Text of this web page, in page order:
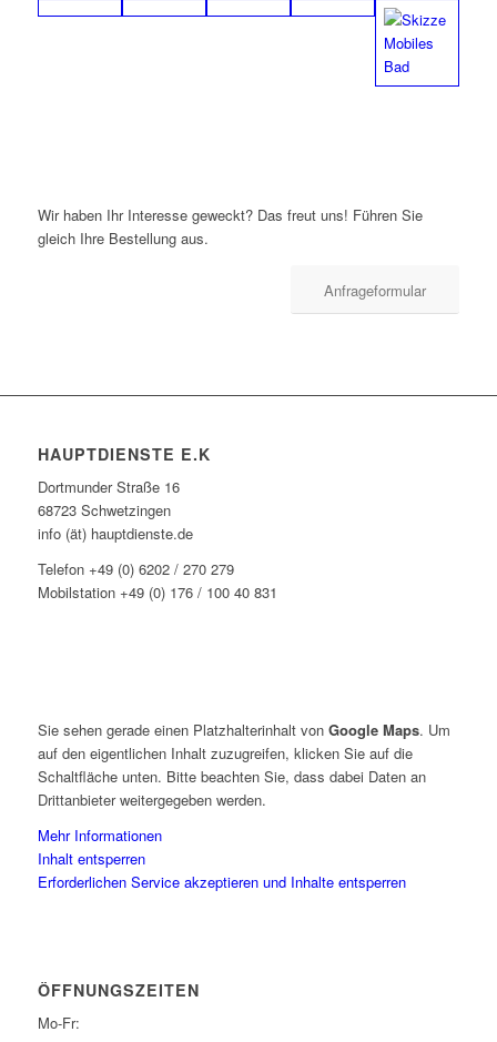
Wir haben Ihr Interesse geweckt? Das freut uns! Führen Sie
gleich Ihre Bestellung aus.
Anfrageformular
HAUPTDIENSTE E.K
Dortmunder Straße 16
68723 Schwetzingen
info (ät) hauptdienste.de
Telefon +49 (0) 6202 / 270 279
Mobilstation +49 (0) 176 / 100 40 831
Sie sehen gerade einen Platzhalterinhalt von Google Maps. Um
auf den eigentlichen Inhalt zuzugreifen, klicken Sie auf die
Schaltfläche unten. Bitte beachten Sie, dass dabei Daten an
Drittanbieter weitergegeben werden.
Mehr Informationen
Inhalt entsperren
Erforderlichen Service akzeptieren und Inhalte entsperren
ÖFFNUNGSZEITEN
Mo-Fr: